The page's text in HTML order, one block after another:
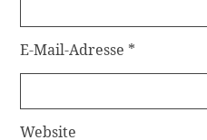
E-Mail-Adresse *
Website